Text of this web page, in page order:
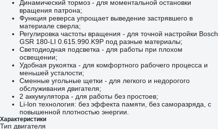
Динамический тормоз - для моментальной остановки
вращения патрона;
Функция реверса упрощает выведение застрявшего в
материале сверла;
Регулировка частоты вращения - для точной настройки Bosch
GSR 180-LI 0.615.990.K9P под разные материалы;
Светодиодная подсветка - для работы при плохом
освещении;
Удобная рукоятка - для комфортного рабочего процесса и
меньшей усталости;
Сменные угольные щетки - для легкого и недорогого
обслуживания двигателя;
2 аккумулятора - для работы без простоев;
Li-lon технология: без эффекта памяти, без саморазряда, с
повышенной плотностью энергии.
Характеристики
Тип двигателя